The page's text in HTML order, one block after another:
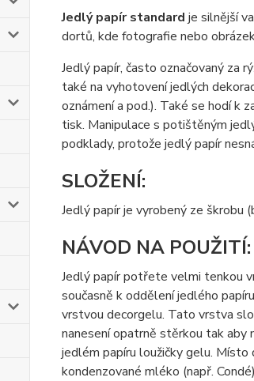
Jedlý papír standard je silnější
dortů, kde fotografie nebo
Jedlý papír, často označovaný za
také na vyhotovení jedlých
oznámení a pod.). Také se hodí k
tisk. Manipulace s potištěným
podklady, protože jedlý papír
SLOŽENÍ:
Jedlý papír je vyrobený ze škrobu
NÁVOD NA POUŽITÍ:
Jedlý papír potřete velmi tenkou
současně k oddělení jedlého
vrstvou decorgelu. Tato vrstva
nanesení opatrně stěrkou tak aby
jedlém papíru loužičky gelu.
kondenzované mléko (např.